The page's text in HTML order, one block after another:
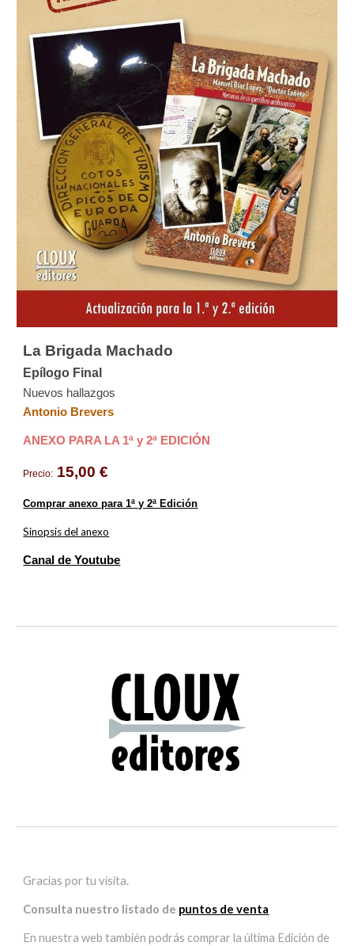
La Brigada Machado
Epílogo Final
Nuevos hallazgos
Antonio Brevers
ANEXO PARA LA 1ª y 2ª EDICIÓN
Precio: 15,00 €
Comprar anexo para 1ª y 2ª Edición
Sinopsis del anexo
Canal de Youtube
Gracias por tu visita.
Consulta nuestro listado de puntos de venta
En nuestra web también podrás comprar la última Edición de